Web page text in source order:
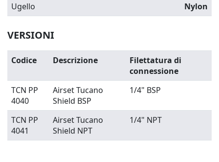
Ugello
Nylon
VERSIONI
Codice Descrizione
Filettatura di
connessione
TCN PP
4040
Airset Tucano
Shield BSP
1/4" BSP
TCN PP
4041
Airset Tucano
Shield NPT
1/4" NPT